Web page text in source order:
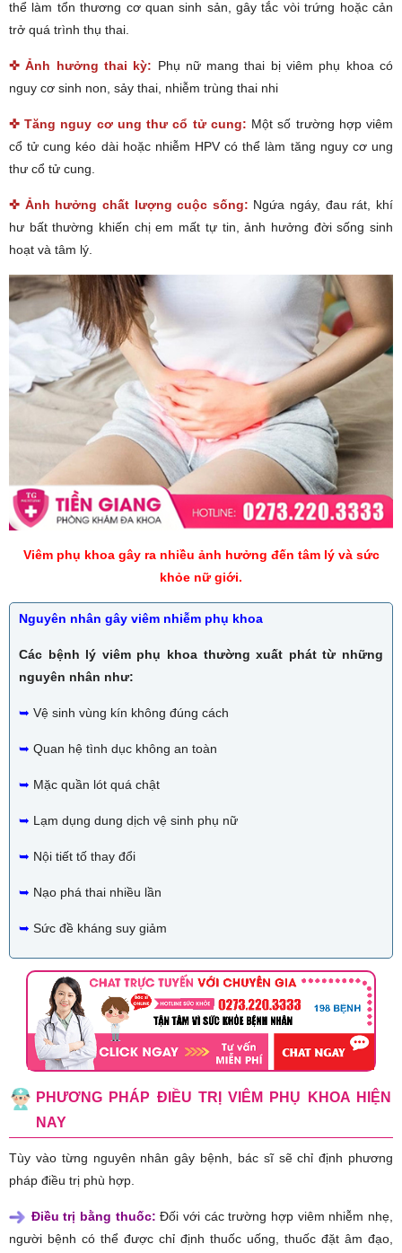
thể làm tổn thương cơ quan sinh sản, gây tắc vòi trứng hoặc cản
trở quá trình thụ thai.
✜ Ảnh hưởng thai kỳ: Phụ nữ mang thai bị viêm phụ khoa có
nguy cơ sinh non, sảy thai, nhiễm trùng thai nhi
✜ Tăng nguy cơ ung thư cổ tử cung: Một số trường hợp viêm
cổ tử cung kéo dài hoặc nhiễm HPV có thể làm tăng nguy cơ ung
thư cổ tử cung.
✜ Ảnh hưởng chất lượng cuộc sống: Ngứa ngáy, đau rát, khí
hư bất thường khiến chị em mất tự tin, ảnh hưởng đời sống sinh
hoạt và tâm lý.
Viêm phụ khoa gây ra nhiều ảnh hưởng đến tâm lý và sức
khỏe nữ giới.
Nguyên nhân gây viêm nhiễm phụ khoa
Các bệnh lý viêm phụ khoa thường xuất phát từ những
nguyên nhân như:
➥ Vệ sinh vùng kín không đúng cách
➥ Quan hệ tình dục không an toàn
➥ Mặc quần lót quá chật
➥ Lạm dụng dung dịch vệ sinh phụ nữ
➥ Nội tiết tố thay đổi
➥ Nạo phá thai nhiều lần
➥ Sức đề kháng suy giảm
PHƯƠNG PHÁP ĐIỀU TRỊ VIÊM PHỤ KHOA HIỆN
NAY
Tùy vào từng nguyên nhân gây bệnh, bác sĩ sẽ chỉ định phương
pháp điều trị phù hợp.
Điều trị bằng thuốc: Đối với các trường hợp viêm nhiễm nhẹ,
người bệnh có thể được chỉ định thuốc uống, thuốc đặt âm đạo,